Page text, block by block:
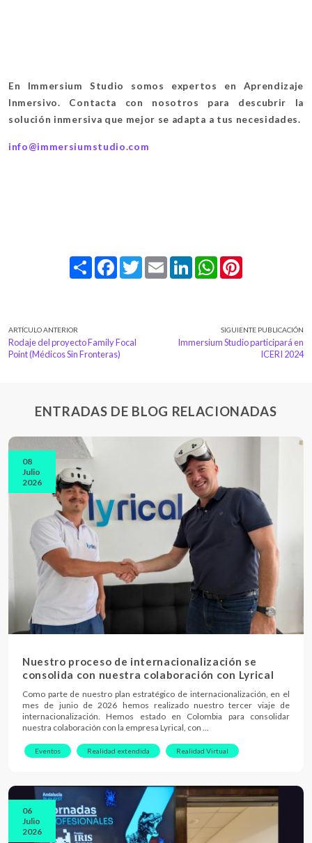
En Immersium Studio somos expertos en Aprendizaje
Inmersivo. Contacta con nosotros para descubrir la
solución inmersiva que mejor se adapta a tus necesidades.
info@immersiumstudio.com
Share FacebookTwitterEmail LinkedInWhatsApp
ARTÍCULO ANTERIOR
Rodaje del proyecto Family Focal
Point (Médicos Sin Fronteras)
SIGUIENTE PUBLICACIÓN
Immersium Studio participará en
ICERI 2024
ENTRADAS DE BLOG RELACIONADAS
08
Julio
2026
Nuestro proceso de internacionalización se
consolida con nuestra colaboración con Lyrical
Como parte de nuestro plan estratégico de internacionalización, en el
mes de junio de 2026 hemos realizado nuestro tercer viaje de
internacionalización. Hemos estado en Colombia para consolidar
nuestra colaboración con la empresa Lyrical, con …
Eventos Realidad extendida Realidad Virtual
06
Julio
2026